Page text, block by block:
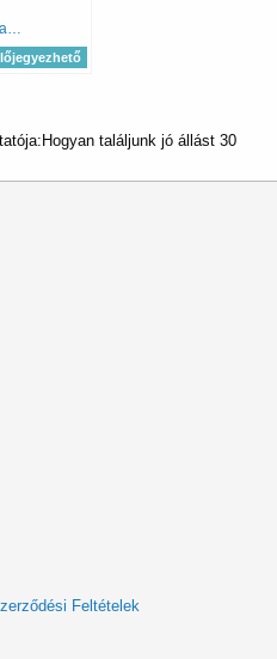
Braskó Csaba
találjunk jó állást 30
Feltételek